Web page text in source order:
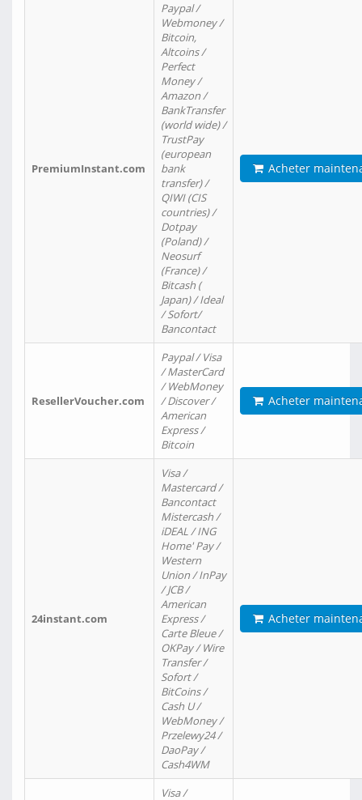
PremiumInstant.com
Paypal /
Webmoney /
Bitcoin,
Altcoins /
Perfect
Money /
Amazon /
BankTransfer
(world wide) /
TrustPay
(european
bank
transfer) /
QIWI (CIS
countries) /
Dotpay
(Poland) /
Neosurf
(France) /
Bitcash (
Japan) / Ideal
/ Sofort/
Bancontact
Acheter
ResellerVoucher.com
Paypal / Visa
/ MasterCard
/ WebMoney
/ Discover /
American
Express /
Bitcoin
Acheter
24instant.com
Visa /
Mastercard /
Bancontact
Mistercash /
iDEAL / ING
Home' Pay /
Western
Union / InPay
/ JCB /
American
Express /
Carte Bleue /
OKPay / Wire
Transfer /
Sofort /
BitCoins /
Cash U /
WebMoney /
Przelewy24 /
DaoPay /
Cash4WM
Acheter
Visa /